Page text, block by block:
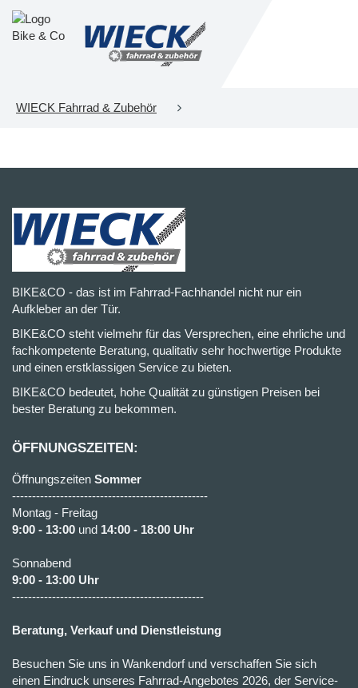
WIECK Fahrrad & Zubehör
BIKE&CO - das ist im Fahrrad-Fachhandel nicht nur ein
Aufkleber an der Tür.
BIKE&CO steht vielmehr für das Versprechen, eine ehrliche und
fachkompetente Beratung, qualitativ sehr hochwertige Produkte
und einen erstklassigen Service zu bieten.
BIKE&CO bedeutet, hohe Qualität zu günstigen Preisen bei
bester Beratung zu bekommen.
ÖFFNUNGSZEITEN:
Öffnungszeiten Sommer
-------------------------------------------------
Montag - Freitag
9:00 - 13:00 und 14:00 - 18:00 Uhr
Sonnabend
9:00 - 13:00 Uhr
------------------------------------------------
Beratung, Verkauf und Dienstleistung
Besuchen Sie uns in Wankendorf und verschaffen Sie sich
einen Eindruck unseres Fahrrad-Angebotes 2026, der Service-